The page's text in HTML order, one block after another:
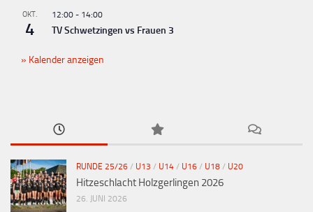
OKT.
4
12:00 - 14:00
TV Schwetzingen vs Frauen 3
Kalender anzeigen
RUNDE 25/26 / U13 / U14 / U16 / U18 / U20
Hitzeschlacht Holzgerlingen 2026
26. JUNI 2026